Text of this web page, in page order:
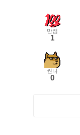
만점
1
씬나
0